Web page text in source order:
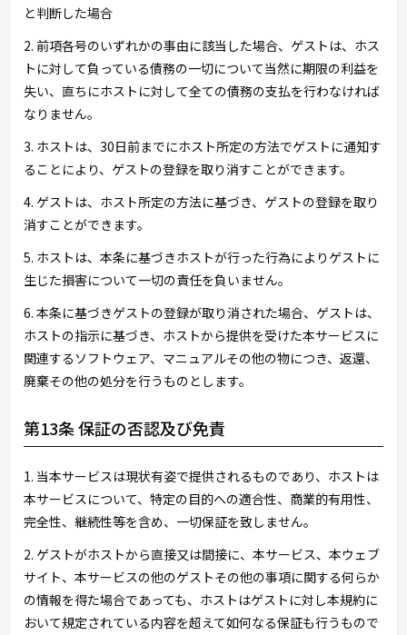
と判断した場合
2. 前項各号のいずれかの事由に該当した場合、ゲストは、ホス
トに対して負っている債務の一切について当然に期限の利益を
失い、直ちにホストに対して全ての債務の支払を行わなければ
なりません。
3. ホストは、30日前までにホスト所定の方法でゲストに通知す
ることにより、ゲストの登録を取り消すことができます。
4. ゲストは、ホスト所定の方法に基づき、ゲストの登録を取り
消すことができます。
5. ホストは、本条に基づきホストが行った行為によりゲストに
生じた損害について一切の責任を負いません。
6. 本条に基づきゲストの登録が取り消された場合、ゲストは、
ホストの指示に基づき、ホストから提供を受けた本サービスに
関連するソフトウェア、マニュアルその他の物につき、返還、
廃棄その他の処分を行うものとします。
第13条 保証の否認及び免責
1. 当本サービスは現状有姿で提供されるものであり、ホストは
本サービスについて、特定の目的への適合性、商業的有用性、
完全性、継続性等を含め、一切保証を致しません。
2. ゲストがホストから直接又は間接に、本サービス、本ウェブ
サイト、本サービスの他のゲストその他の事項に関する何らか
の情報を得た場合であっても、ホストはゲストに対し本規約に
おいて規定されている内容を超えて如何なる保証も行うもので